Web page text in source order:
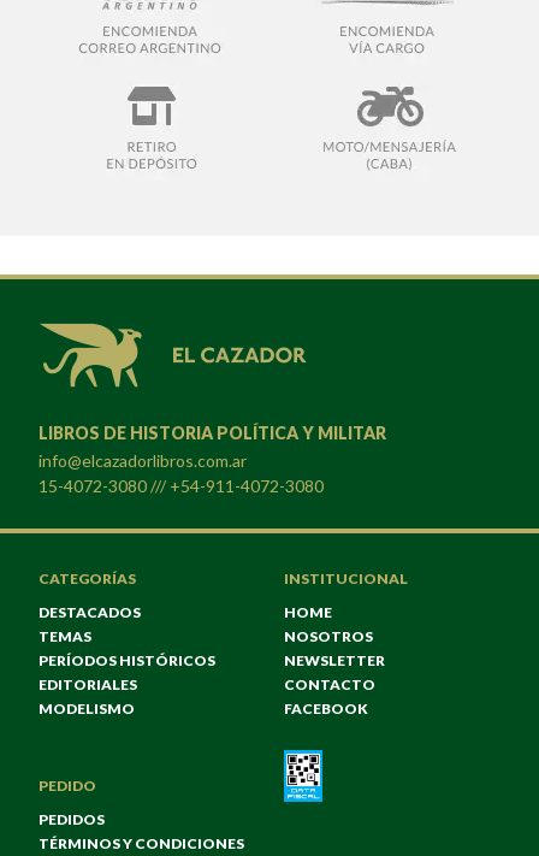
LIBROS DE HISTORIA POLÍTICA Y MILITAR
info@elcazadorlibros.com.ar
15-4072-3080 /// +54-911-4072-3080
CATEGORÍAS
DESTACADOS
TEMAS
PERÍODOS HISTÓRICOS
EDITORIALES
MODELISMO
INSTITUCIONAL
HOME
NOSOTROS
NEWSLETTER
CONTACTO
FACEBOOK
PEDIDO
PEDIDOS
TÉRMINOS Y CONDICIONES